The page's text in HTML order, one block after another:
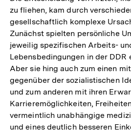
zu fliehen, kam durch
gesellschaftlich komplexe
Zunächst spielten persönliche
jeweilig spezifischen Arbeits-
Lebensbedingungen in der DDR
Aber sie hing auch zum einen
gegenüber der sozialistischen
und zum anderen mit ihren
Karrieremöglichkeiten,
vermeintlich unabhängige
und eines deutlich besseren